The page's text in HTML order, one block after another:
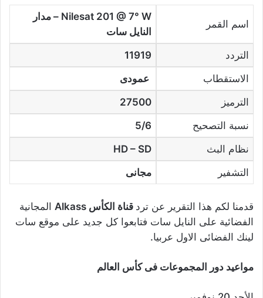
اسم القمر
Nilesat 201 @ 7° W – مدار
النايل سات
التردد
11919
الاستقطاب
عمودى
الترميز
27500
نسبة التصحيح
5/6
نظام البث
HD – SD
التشفير
مجانى
قدمنا لكم هذا التقرير عن ترد قناة الكأس Alkass
المجانية
الفضائية على النايل سات فتابعوا كل جديد على موقع سات
لينك الفضائى الاول عربيا.
مواعيد دور المجموعات فى كأس العالم